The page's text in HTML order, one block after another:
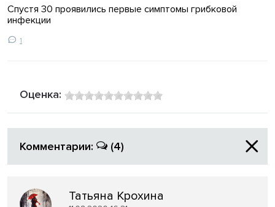
Спустя 30 проявились первые симптомы грибковой
инфекции
1
Оценка:
Комментарии: (4)
Татьяна Крохина